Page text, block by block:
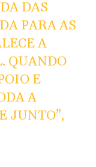
DAS
PARA AS
A
QUANDO
E
A
JUNTO”,